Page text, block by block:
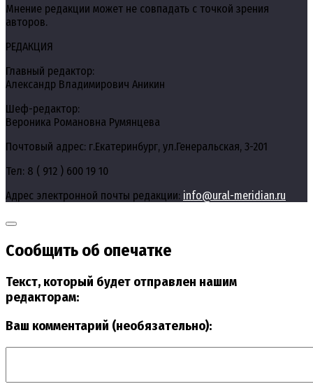
Мнение редакции может не совпадать с точкой зрения
авторов.
РЕДАКЦИЯ
Главный редактор:
Александр Владимирович Аникин
Шеф-редактор:
Вероника Романовна Румянцева
Почтовый адрес: г.Екатеринбург, ул.Генеральская, 3-201
Тел: 8 ( 912 ) 600 19 10
Адрес электронной почты редакции: info@ural-meridian.ru
Сообщить об опечатке
Текст, который будет отправлен нашим
редакторам:
Ваш комментарий (необязательно):